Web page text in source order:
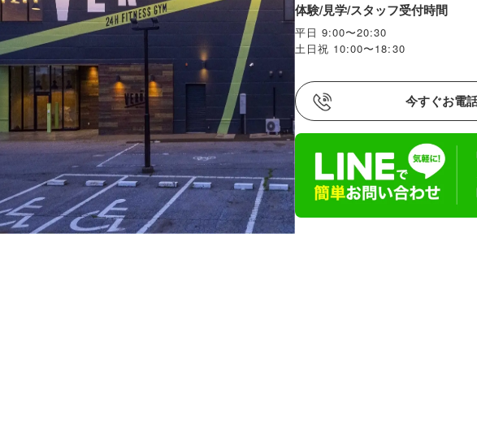
体験/見学/スタッフ受付時間
平日 9:00〜20:30
土日祝 10:00〜18:30
今すぐお電